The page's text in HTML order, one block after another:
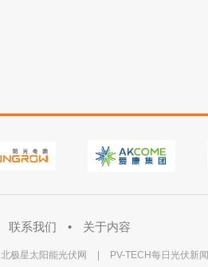
联系我们 • 关于内容
北极星太阳能光伏网 PV-TECH每日光伏新闻